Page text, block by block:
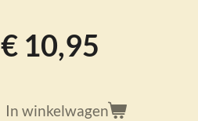
€ 10,95
In winkelwagen